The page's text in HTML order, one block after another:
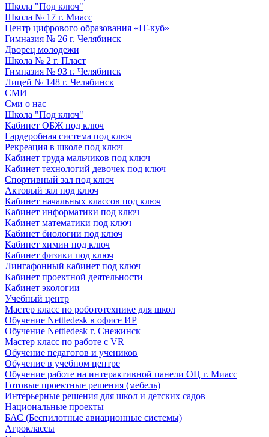
Школа "Под ключ"
Школа № 17 г. Миасс
Центр цифрового образования «IT-куб»
Гимназия № 26 г. Челябинск
Дворец молодежи
Школа № 2 г. Пласт
Гимназия № 93 г. Челябинск
Лицей № 148 г. Челябинск
СМИ
Сми о нас
Школа "Под ключ"
Кабинет ОБЖ под ключ
Гардеробная система под ключ
Рекреация в школе под ключ
Кабинет труда мальчиков под ключ
Кабинет технологий девочек под ключ
Спортивный зал под ключ
Актовый зал под ключ
Кабинет начальных классов под ключ
Кабинет информатики под ключ
Кабинет математики под ключ
Кабинет биологии под ключ
Кабинет химии под ключ
Кабинет физики под ключ
Лингафонный кабинет под ключ
Кабинет проектной деятельности
Кабинет экологии
Учебный центр
Мастер класс по робототехнике для школ
Обучение Nettledesk в офисе ИР
Обучение Nettledesk г. Снежинск
Мастер класс по работе с VR
Обучение педагогов и учеников
Обучение в учебном центре
Обучение работе на интерактивной панели ОЦ г. Миасс
Готовые проектные решения (мебель)
Интерьерные решения для школ и детских садов
Национальные проекты
БАС (Беспилотные авиационные системы)
Агроклассы